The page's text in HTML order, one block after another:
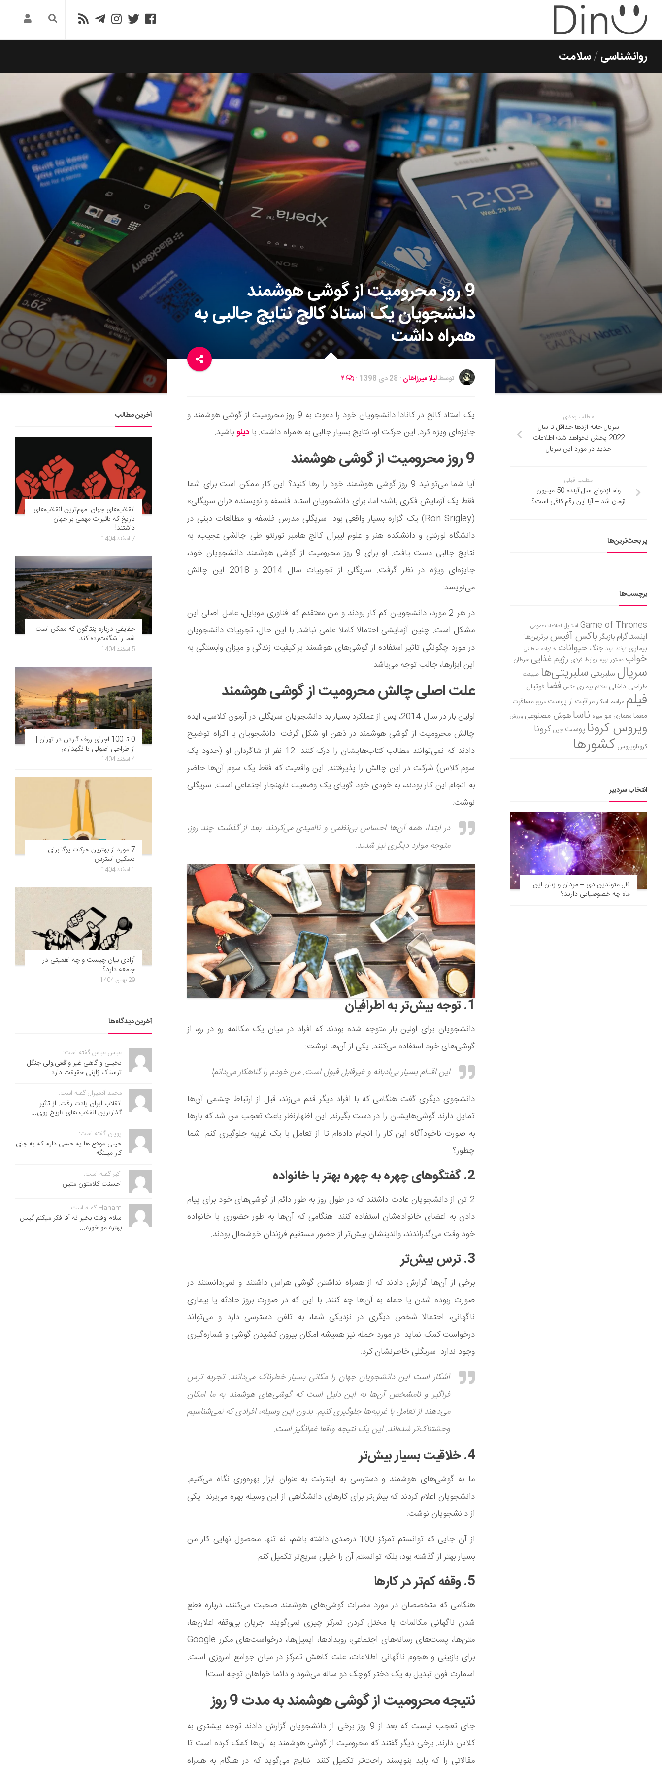
روانشناسی/سلامت
9 روز محرومیت از گوشی هوشمند
دانشجویان یک استاد کالج نتایج جالبی به
همراه داشت
توسطلیلا میرزاخان · 28 دی 1398 ·
یک استاد کالج در کانادا دانشجویان خود را دعوت به 9 روز محرومیت از گوشی هوشمند و
جایزه‌ای ویژه کرد. این حرکت او، نتایج بسیار جالبی به همراه داشت. با دینوباشید.
9 روز محرومیت از گوشی هوشمند
آیا شما می‌توانید 9 روز گوشی هوشمند خود را رها کنید؟ این کار ممکن است برای شما
فقط یک آزمایش فکری باشد؛ اما، برای دانشجویان استاد فلسفه و نویسنده «ران سریگلی»
(Ron Srigley) یک گزاره بسیار واقعی بود. سریگلی مدرس فلسفه و مطالعات دینی در
دانشگاه لورنتی و دانشکده هنر و علوم لیبرال کالج هامبر تورنتو طی چالشی عجیب، به
نتایج جالبی دست یافت. او برای 9 روز محرومیت از گوشی هوشمند دانشجویان خود،
جایزه‌ای ویژه در نظر گرفت. سریگلی از تجربیات سال 2014 و 2018 این چالش
می‌نویسد:
در هر 2 مورد، دانشجویان کم کار بودند و من معتقدم که فناوری موبایل، عامل اصلی این
مشکل است. چنین آزمایشی احتمالا کاملا علمی نباشد. با این حال، تجربیات دانشجویان
در مورد چگونگی تاثیر استفاده از گوشی‌های هوشمند بر کیفیت زندگی و میزان وابستگی به
این ابزارها، جالب توجه می‌باشد.
علت اصلی چالش محرومیت از گوشی هوشمند
اولین بار در سال 2014، پس از عملکرد بسیار بد دانشجویان سریگلی در آزمون کلاسی، ایده
چالش محرومیت از گوشی هوشمند در ذهن او شکل گرفت. دانشجویان با اکراه توضیح
دادند که نمی‌توانند مطالب کتاب‌هایشان را درک کنند. 12 نفر از شاگردان او (حدود یک
سوم کلاس) شرکت در این چالش را پذیرفتند. این واقعیت که فقط یک سوم آن‌ها حاضر
به انجام این کار بودند، به خودی خود گویای یک وضعیت نابهنجار اجتماعی است. سریگلی
نوشت:
در ابتدا، همه آن‌ها احساس بی‌نظمی و ناامیدی می‌کردند. بعد از گذشت چند روز،
متوجه موارد دیگری نیز شدند.
1. توجه بیش‌تر به اطرافیان
دانشجویان برای اولین بار متوجه شده بودند که افراد در میان یک مکالمه رو در رو، از
گوشی‌های خود استفاده می‌کنند. یکی از آن‌ها نوشت:
این اقدام بسیار بی‌ادبانه و غیرقابل قبول است. من خودم را گناهکار می‌دانم!
دانشجوی دیگری گفت هنگامی که با افراد دیگر قدم می‌زند، قبل از ارتباط چشمی آن‌ها
تمایل دارند گوشی‌هایشان را در دست بگیرند. این اظهارنظر باعث تعجب من شد که بارها
به صورت ناخودآگاه این کار را انجام داده‌ام تا از تعامل با یک غریبه جلوگیری کنم. شما
چطور؟
2. گفتگوهای چهره به چهره بهتر با خانواده
2 تن از دانشجویان عادت داشتند که در طول روز به طور دائم از گوشی‌های خود برای پیام
دادن به اعضای خانواده‌شان استفاده کنند. هنگامی که آن‌ها به طور حضوری با خانواده
خود وقت می‌گذراندند، والدینشان بیش‌تر از حضور مستقیم فرزندان خوشحال بودند.
3. ترس بیش‌تر
برخی از آن‌ها گزارش دادند که از همراه نداشتن گوشی هراس داشتند و نمی‌دانستند در
صورت ربوده شدن یا حمله به آن‌ها چه کنند. با این که در صورت بروز حادثه یا بیماری
ناگهانی، احتمالا شخص دیگری در نزدیکی شما، به تلفن دسترسی دارد و می‌تواند
درخواست کمک نماید. در مورد حمله نیز همیشه امکان بیرون کشیدن گوشی و شماره‌گیری
وجود ندارد. سریگلی خاطرنشان کرد:
آشکار است این دانشجویان جهان را مکانی بسیار خطرناک می‌دانند. تجربه ترس
فراگیر و نامشخص آن‌ها به این دلیل است که گوشی‌های هوشمند به ما امکان
می‌دهند از تعامل با غریبه‌ها جلوگیری کنیم. بدون این وسیله، افرادی که نمی‌شناسیم
وحشتناک‌تر شده‌اند. این یک نتیجه واقعا غم‌انگیز است.
4. خلاقیت بسیار بیش‌تر
ما به گوشی‌های هوشمند و دسترسی به اینترنت به عنوان ابزار بهره‌وری نگاه می‌کنیم.
دانشجویان اعلام کردند که بیش‌تر برای کارهای دانشگاهی از این وسیله بهره می‌برند. یکی
از دانشجویان نوشت:
از آن جایی که توانستم تمرکز 100 درصدی داشته باشم، نه تنها محصول نهایی کار من
بسیار بهتر از گذشته بود، بلکه توانستم آن را خیلی سریع‌تر تکمیل کنم.
5. وقفه کم‌تر در کارها
هنگامی که متخصصان در مورد مضرات گوشی‌های هوشمند صحبت می‌کنند، درباره قطع
شدن ناگهانی مکالمات یا مختل کردن تمرکز چیزی نمی‌گویند. جریان بی‌وقفه اعلان‌ها،
متن‌ها، پست‌های رسانه‌های اجتماعی، رویدادها، ایمیل‌ها، درخواست‌های مکرر Google
برای بازبینی و هجوم ناگهانی اطلاعات، علت کاهش تمرکز در میان جوامع امروزی است.
اسمارت فون تبدیل به یک دختر کوچک دو ساله می‌شود و دائما خواهان توجه است!
نتیجه محرومیت از گوشی هوشمند به مدت 9 روز
جای تعجب نیست که بعد از 9 روز برخی از دانشجویان گزارش دادند توجه بیشتری به
کلاس دارند. برخی دیگر گفتند که محرومیت از گوشی هوشمند به آن‌ها کمک کرده است تا
مقالاتی را که باید بنویسند راحت‌تر تکمیل کنند. نتایج می‌گوید که در هنگام به همراه
مطلب بعدی
سریال خانه اژدها حداقل تا سال
2022 پخش نخواهد شد؛ اطلاعات
جدید در مورد این سریال
مطلب قبلی
وام ازدواج سال آینده 50 میلیون
تومان شد – آیا این رقم کافی است؟
پر بحث‌ترین‌ها
برچسب‌ها
Game of Thrones استایل اطلاعات عمومی
اینستاگرام بازیگر باکس آفیس برترین‌ها
بیماری ترفند ترند جنگ حیوانات خانواده سلطنتی
خواب دستور تهیه روابط فردی رژیم غذاییسرطان
سریال سلبریتی سلبریتی‌ها طبیعت
طراحی داخلی علائم بیماری عکس فضا فوتبال
فیلم مراسم اسکارمراقبت از پوست مریخ مسافرت
معمامعماری مو میوه ناساهوش مصنوعی ورزش
ویروس کرونا پوست چین کرونا
کروناویروس کشورها
انتخاب سردبیر
فال متولدین دی – مردان و زنان این
ماه چه خصوصیاتی دارند؟
آخرین مطالب
انقلاب‌های جهان: مهم‌ترین انقلاب‌های
تاریخ که تاثیرات مهمی بر جهان
داشتند!
7 اسفند 1404
حقایقی درباره پنتاگون که ممکن است
شما را شگفت‌زده کند
5 اسفند 1404
0 تا 100 اجرای روف گاردن در تهران |
از طراحی اصولی تا نگهداری
4 اسفند 1404
7 مورد از بهترین حرکات یوگا برای
تسکین استرس
1 اسفند 1404
آزادی بیان چیست و چه اهمیتی در
جامعه دارد؟
29 بهمن 1404
آخرین دیدگاه‌ها
عباس عباس گفته است:
تخیلی و گاهی غیر واقعی,ولی جنگل
ترسناک ژاپنی حقیقت دارد
محمد آدمیرال گفته است:
انقلاب ایران یادت رفت. از تاثیر
گذارترین انقلاب های تاریخ روی...
پویان گفته است:
خیلی موقع ها یه حسی دارم که یه جای
کار میلنگه...
اکبر گفته است:
احسنت ‌کلامتون متین
Hanam گفته است:
سلام وقت بخیر نه آقا فکر میکنم گیس
بهتره مو خوره...